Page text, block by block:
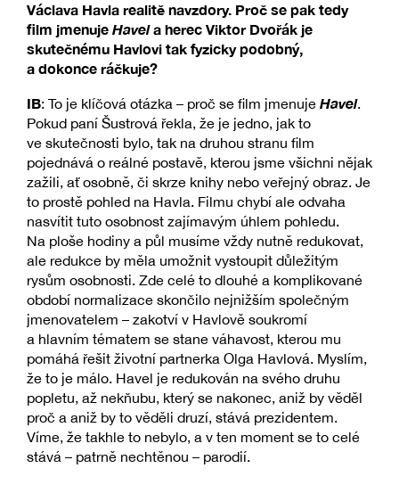
Václava Havla realitě navzdory. Proč se pak tedy
film jmenuje Havela herec Viktor Dvořák je
skutečnému Havlovi tak fyzicky podobný,
a dokonce ráčkuje?
IB: To je klíčová otázka – proč se film jmenuje Havel.
Pokud paní Šustrová řekla, že je jedno, jak to
ve skutečnosti bylo, tak na druhou stranu film
pojednává o reálné postavě, kterou jsme všichni nějak
zažili, ať osobně, či skrze knihy nebo veřejný obraz. Je
to prostě pohled na Havla. Filmu chybí ale odvaha
nasvítit tuto osobnost zajímavým úhlem pohledu.
Na ploše hodiny a půl musíme vždy nutně redukovat,
ale redukce by měla umožnit vystoupit důležitým
rysům osobnosti. Zde celé to dlouhé a komplikované
období normalizace skončilo nejnižším společným
jmenovatelem – zakotví v Havlově soukromí
a hlavním tématem se stane váhavost, kterou mu
pomáhá řešit životní partnerka Olga Havlová. Myslím,
že to je málo. Havel je redukován na svého druhu
popletu, až nekňubu, který se nakonec, aniž by věděl
proč a aniž by to věděli druzí, stává prezidentem.
Víme, že takhle to nebylo, a v ten moment se to celé
stává – patrně nechtěnou – parodií.